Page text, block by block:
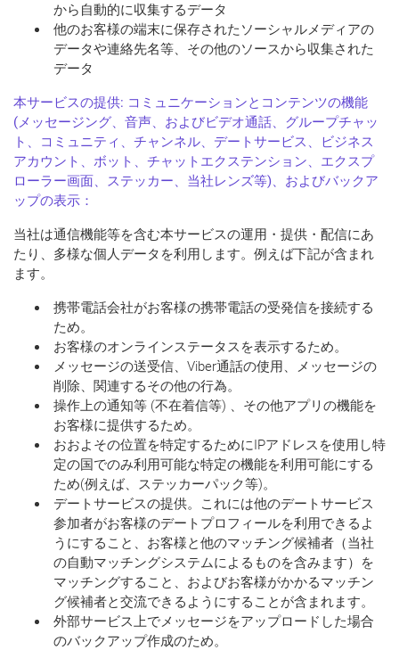
から自動的に収集するデータ
他のお客様の端末に保存されたソーシャルメディアの
データや連絡先名等、その他のソースから収集された
データ
本サービスの提供: コミュニケーションとコンテンツの機能
(メッセージング、音声、およびビデオ通話、グループチャッ
ト、コミュニティ、チャンネル、デートサービス、ビジネス
アカウント、ボット、チャットエクステンション、エクスプ
ローラー画面、ステッカー、当社レンズ等)、およびバックア
ップの表示：
当社は通信機能等を含む本サービスの運用・提供・配信にあ
たり、多様な個人データを利用します。例えば下記が含まれ
ます。
携帯電話会社がお客様の携帯電話の受発信を接続する
ため。
お客様のオンラインステータスを表示するため。
メッセージの送受信、Viber通話の使用、メッセージの
削除、関連するその他の行為。
操作上の通知等 (不在着信等) 、その他アプリの機能を
お客様に提供するため。
おおよその位置を特定するためにIPアドレスを使用し特
定の国でのみ利用可能な特定の機能を利用可能にする
ため(例えば、ステッカーパック等)。
デートサービスの提供。これには他のデートサービス
参加者がお客様のデートプロフィールを利用できるよ
うにすること、お客様と他のマッチング候補者（当社
の自動マッチングシステムによるものを含みます）を
マッチングすること、およびお客様がかかるマッチン
グ候補者と交流できるようにすることが含まれます。
外部サービス上でメッセージをアップロードした場合
のバックアップ作成のため。